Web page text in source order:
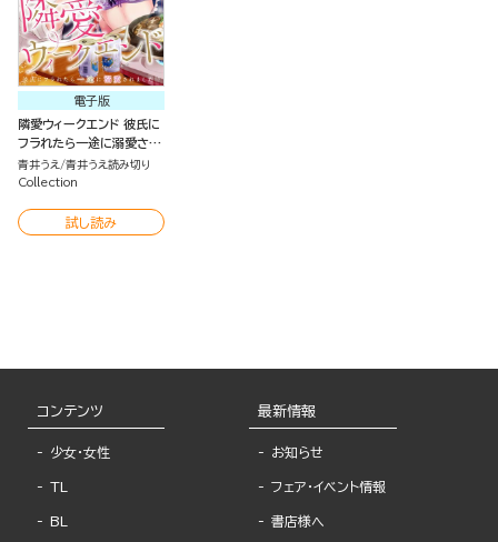
電子版
隣愛ウィークエンド 彼氏に
フラれたら一途に溺愛され
ました!?（単話版）
青井うえ
青井うえ読み切り
Collection
試し読み
コンテンツ
少女・女性
TL
BL
最新情報
お知らせ
フェア・イベント情報
書店様へ